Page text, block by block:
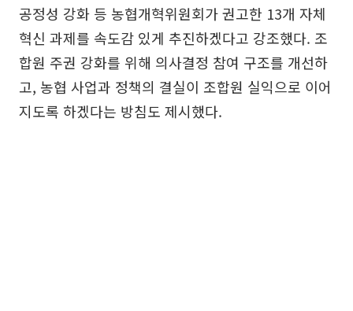
공정성 강화 등 농협개혁위원회가 권고한 13개 자체
혁신 과제를 속도감 있게 추진하겠다고 강조했다. 조
합원 주권 강화를 위해 의사결정 참여 구조를 개선하
고, 농협 사업과 정책의 결실이 조합원 실익으로 이어
지도록 하겠다는 방침도 제시했다.